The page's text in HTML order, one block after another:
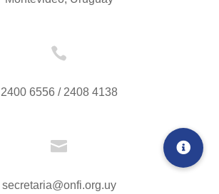

2400 6556 / 2408 4138

secretaria@onfi.org.uy